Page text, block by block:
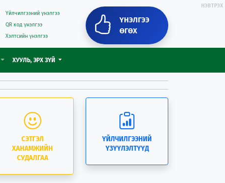
Үйлчилгээний үнэлгээ
QR код үнэлгээ
Хэлтсийн үнэлгээ
ҮНЭЛГЭЭ
ӨГӨХ
НЭВТРЭХ
ХУУЛЬ, ЭРХ ЗҮЙ
СЭТГЭЛ
ХАНАМЖИЙН
СУДАЛГАА
ҮЙЛЧИЛГЭЭНИЙ
ҮЗҮҮЛЭЛТҮҮД